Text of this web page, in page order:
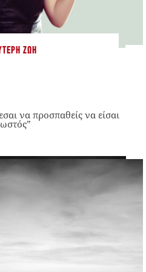
ΖΩΉ
να προσπαθείς να είσαι